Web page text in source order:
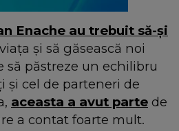
Enache au trebuit să-și
și să găsească noi
să păstreze un echilibru
și cel de parteneri de
aceasta a avut parte de
a contat foarte mult.